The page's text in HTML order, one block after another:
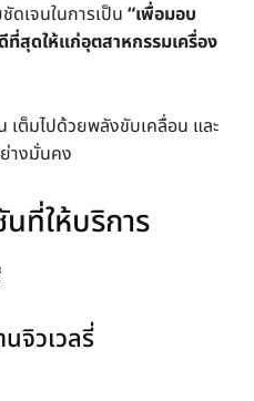
ดเจนในการเป็น “เพื่อมอบ
สุดให้แก่อุตสาหกรรมเครื่อง
ต็มไปด้วยพลังขับเคลื่อน และ
างมั่นคง
ที่ให้บริการ
จิวเวลรี่